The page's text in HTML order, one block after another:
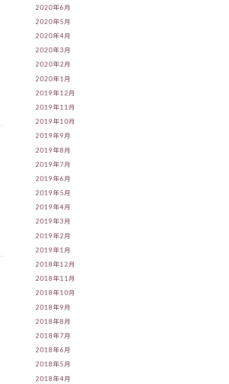
2020年6月
2020年5月
2020年4月
2020年3月
2020年2月
2020年1月
2019年12月
2019年11月
2019年10月
2019年9月
2019年8月
2019年7月
2019年6月
2019年5月
2019年4月
2019年3月
2019年2月
2019年1月
2018年12月
2018年11月
2018年10月
2018年9月
2018年8月
2018年7月
2018年6月
2018年5月
2018年4月